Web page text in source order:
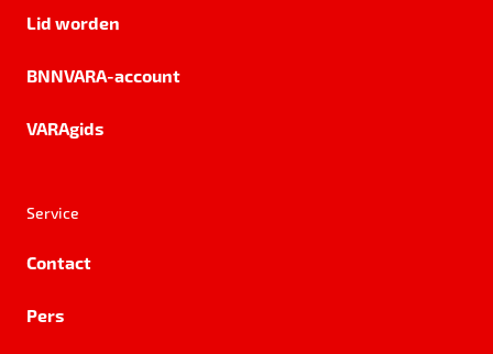
Lid worden
BNNVARA-account
VARAgids
Service
Contact
Pers